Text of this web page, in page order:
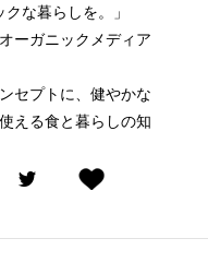
な暮らしを。」
ーガニックメディア
セプトに、健やかな
える食と暮らしの知